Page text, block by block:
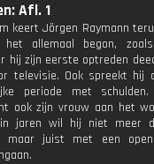
Afl. 1
keert Jörgen Raymann
allemaal begon, zoals
hij zijn eerste optreden
televisie. Ook spreekt hij
periode met
ook zijn vrouw aan het
jaren wil hij niet meer
maar juist met een